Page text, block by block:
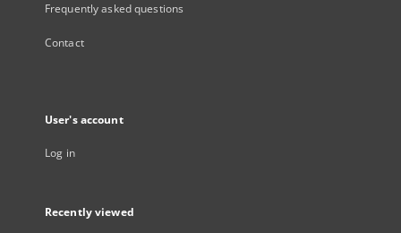
Frequently asked questions
Contact
User's account
Log in
Recently viewed